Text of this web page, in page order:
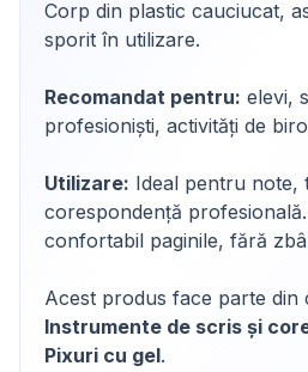
Corp din plastic cauciucat,
sporit în utilizare.
Recomandat pentru: elevi,
profesioniști, activități de
Utilizare: Ideal pentru note,
corespondență
confortabil paginile, fără
Acest produs face parte din
Instrumente de scris și
Pixuri cu gel.